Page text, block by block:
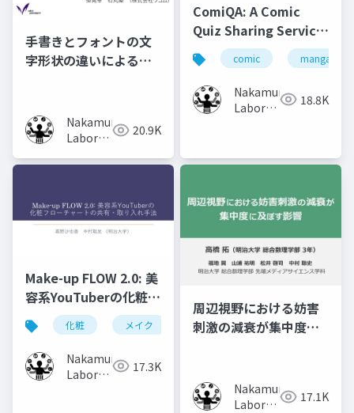
手書きとフォントの文
字形状の違いによる記
Nakamura
Laboratory
University)
20.9K
ComiQA: A Comic
Quiz Sharing Service
that Helps Users to
Recollect the
Content of Previous
Volumes
comic manga
Nakamura
Laboratory 18.8K
Make-up FLOW 2.0: 美
容系YouTuberの化粧フ
ローチャートの共有・
取り入れ手法
化粧 メイク 化粧工程 フローチャート
Nakamura
Laboratory 17.3K
周辺視野における妨害
刺激の減衰が集中度に
Nakamura
Laboratory 17.1K